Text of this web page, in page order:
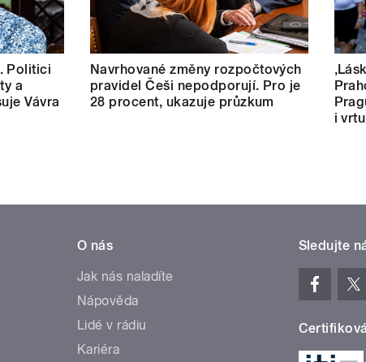
Politici
a
Vávra
Navrhované změny rozpočtových
pravidel Češi nepodporují. Pro je
28 procent, ukazuje průzkum
i
O nás
Jak nás naladíte
Nápověda
Lidé v rádiu
Kariéra
Sledujte